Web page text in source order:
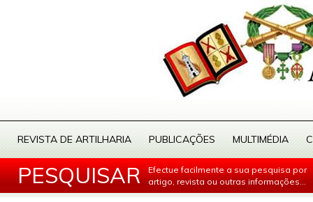
REVISTA DE ARTILHARIA PUBLICAÇÕES MULTIMÉDIA
PESQUISAR
Efectue facilmente a sua pesquisa por
artigo, revista ou outras informações...